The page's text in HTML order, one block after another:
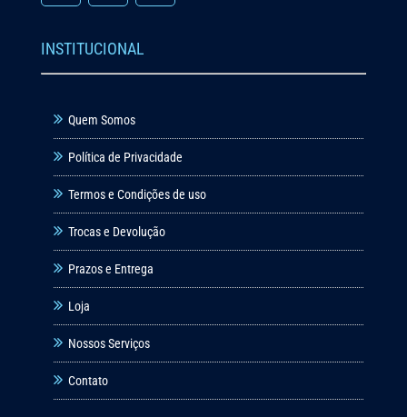
INSTITUCIONAL
Quem Somos
Política de Privacidade
Termos e Condições de uso
Trocas e Devolução
Prazos e Entrega
Loja
Nossos Serviços
Contato